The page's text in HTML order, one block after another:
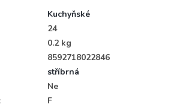
Kuchyňské
24
0.2 kg
8592718022846
stříbrná
Ne
:
F